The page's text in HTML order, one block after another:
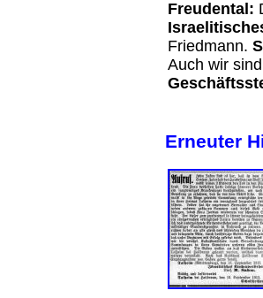
Freudental:
Friedmann.
Auch wir
Erneuter